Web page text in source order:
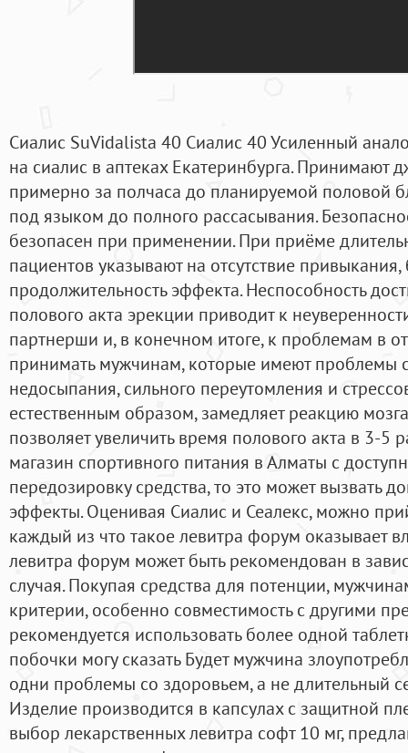
Сиалис SuVidalista 40 Сиалис 40 Усиленный
на сиалис в аптеках Екатеринбурга. Принимают
примерно за полчаса до планируемой половой
под языком до полного рассасывания.
безопасен при применении. При приёме
пациентов указывают на отсутствие привыкания,
продолжительность эффекта. Неспособность
полового акта эрекции приводит к
партнерши и, в конечном итоге, к проблемам в
принимать мужчинам, которые имеют проблемы
недосыпания, сильного переутомления и
естественным образом, замедляет реакцию
позволяет увеличить время полового акта в 3-5
магазин спортивного питания в Алматы с
передозировку средства, то это может вызвать
эффекты. Оценивая Сиалис и Сеалекс, можно
каждый из что такое левитра форум оказывает
левитра форум может быть рекомендован в
случая. Покупая средства для потенции,
критерии, особенно совместимость с другими
рекомендуется использовать более одной
побочки могу сказать Будет мужчина
одни проблемы со здоровьем, а не длительный
Изделие производится в капсулах с защитной
выбор лекарственных левитра софт 10 мг,